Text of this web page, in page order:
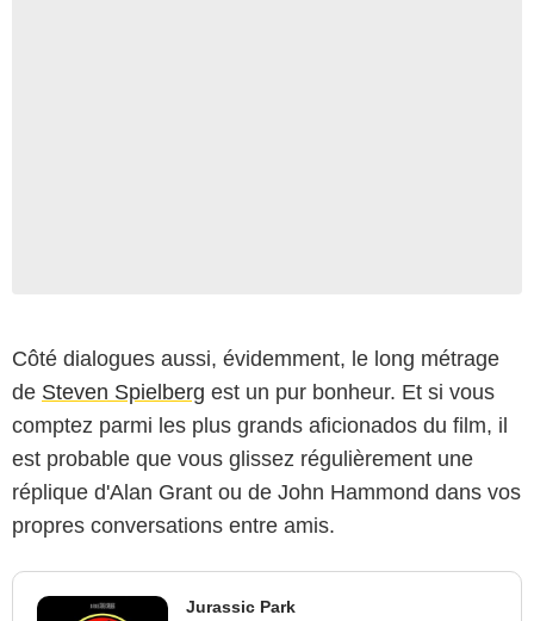
Côté dialogues aussi, évidemment, le long métrage
de Steven Spielberg est un pur bonheur. Et si vous
comptez parmi les plus grands aficionados du film, il
est probable que vous glissez régulièrement une
réplique d'Alan Grant ou de John Hammond dans vos
propres conversations entre amis.
Jurassic Park